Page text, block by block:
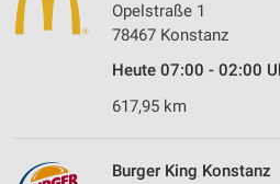
Opelstraße 1
78467 Konstanz
Heute 07:00 - 02:00
617,95 km
Burger King Konstanz